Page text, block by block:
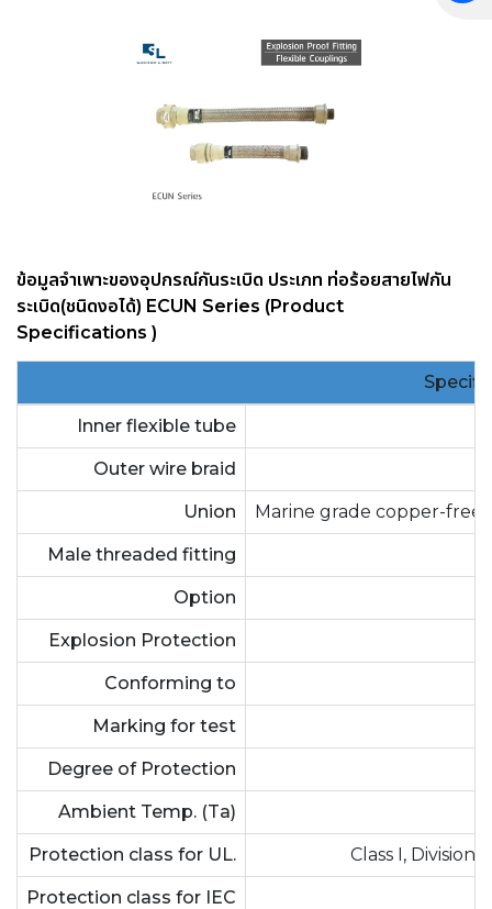
ข้อมูลจำเพาะของอุปกรณ์กันระเบิด ประเภท ท่อร้อยสายไฟกัน
ระเบิด(ชนิดงอได้) ECUN Series (Product
Specifications )
Inner flexible tube
Outer wire braid
Union Marine grade copper-free
Male threaded fitting
Option
Explosion Protection
Conforming to
Marking for test
Degree of Protection
Ambient Temp. (Ta)
Protection class for UL. Class I, Division
Protection class for IEC